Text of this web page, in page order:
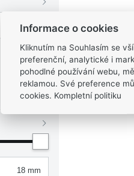
Informace o cookies
Kliknutím na Souhlasím se
preferenční, analytické i
pohodlné používání webu,
reklamou. Své preference
cookies. Kompletní politiku